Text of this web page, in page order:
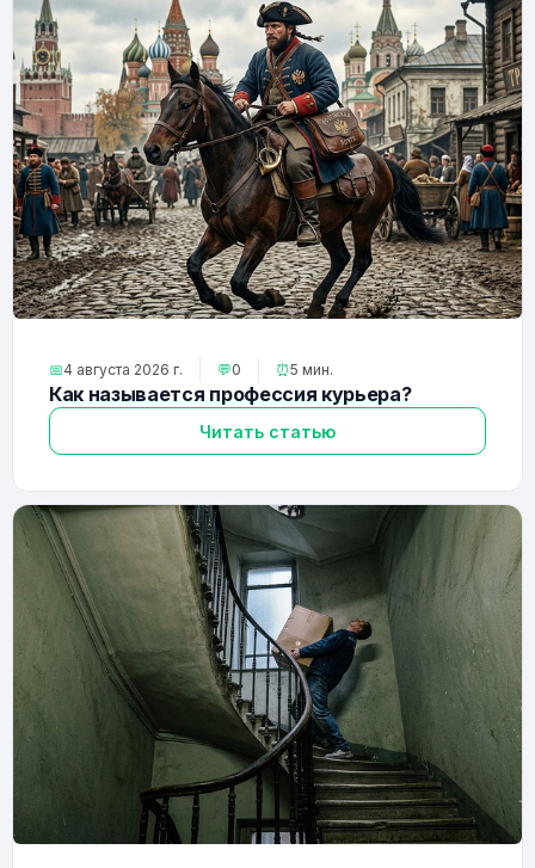
📅4 августа 2026 г. 💬0 ⏰5 мин.
Как называется профессия курьера?
Читать статью